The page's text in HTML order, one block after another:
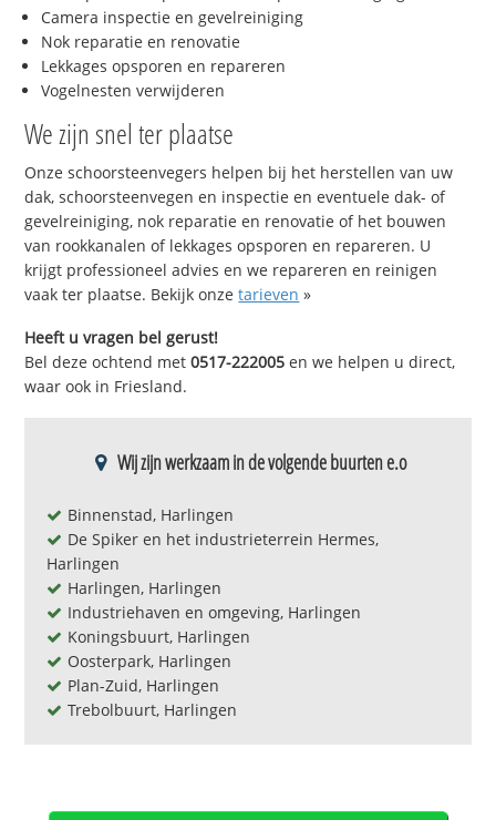
Camera inspectie en gevelreiniging
Nok reparatie en renovatie
Lekkages opsporen en repareren
Vogelnesten verwijderen
We zijn snel ter plaatse
Onze schoorsteenvegers helpen bij het herstellen van uw
dak, schoorsteenvegen en inspectie en eventuele dak- of
gevelreiniging, nok reparatie en renovatie of het bouwen
van rookkanalen of lekkages opsporen en repareren. U
krijgt professioneel advies en we repareren en reinigen
vaak ter plaatse. Bekijk onzetarieven »
Heeft u vragen bel gerust!
Bel deze ochtend met0517-222005 en we helpen u direct,
waar ook in Friesland.
Wij zijn werkzaam in de volgende buurten e.o
Binnenstad, Harlingen
De Spiker en het industrieterrein Hermes,
Harlingen
Harlingen, Harlingen
Industriehaven en omgeving, Harlingen
Koningsbuurt, Harlingen
Oosterpark, Harlingen
Plan-Zuid, Harlingen
Trebolbuurt, Harlingen